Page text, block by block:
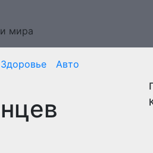
мира
Здоровье
Авто